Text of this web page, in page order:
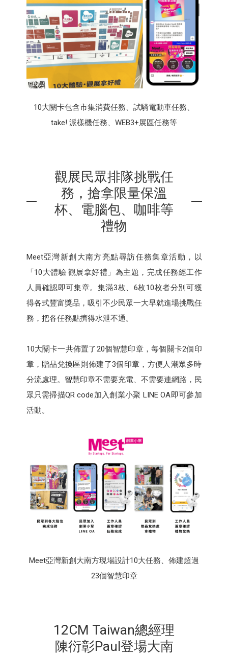
10大關卡包含市集消費任務、試騎電動車任務、
take! 派樣機任務、WEB3+展區任務等
觀展民眾排隊挑戰任
務，搶拿限量保溫
杯、電腦包、咖啡等
禮物
Meet亞灣新創大南方亮點尋訪任務集章活動，以
「10大體驗·觀展拿好禮」為主題，完成任務經工作
人員確認即可集章。集滿3枚、6枚10枚者分別可獲
得各式豐富獎品，吸引不少民眾一大早就進場挑戰任
務，把各任務點擠得水泄不通。
10大關卡一共佈置了20個智慧印章，每個關卡2個印
章，贈品兌換區則佈建了3個印章，方便人潮眾多時
分流處理。智慧印章不需要充電、不需要連網路，民
眾只需掃描QR code加入創業小聚 LINE OA即可參加
活動。
Meet亞灣新創大南方現場設計10大任務、佈建超過
23個智慧印章
12CM Taiwan總經理
陳衍彰Paul登場大南